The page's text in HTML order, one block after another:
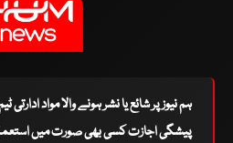
ہم نیوز پر شائع یا نشر ہونے والا مواد
پیشگی اجازت کسی بھی صورت میں